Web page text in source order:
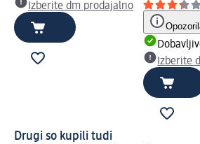
Izberite dm prodajalno
Izberite
Drugi so kupili tudi